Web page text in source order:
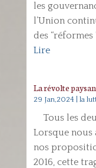
les
l’Union
des “réformes
Lire
La révolte
29 Jan,2024 la
Tous les
Lorsque nous
nos
2016, cette